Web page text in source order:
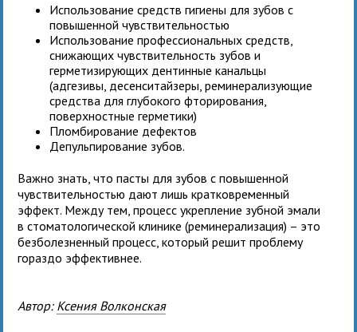
Использование средств гигиены для зубов с
повышенной чувствительностью
Использование профессиональных средств,
снижающих чувствительность зубов и
герметизирующих дентинные канальцы
(адгезивы, десенситайзеры, реминерализующие
средства для глубокого фторирования,
поверхностные герметики)
Пломбирование дефектов
Депульпирование зубов.
Важно знать, что пасты для зубов с повышенной
чувствительностью дают лишь кратковременный
эффект. Между тем, процесс укрепление зубной эмали
в стоматологической клинике (реминерализация) – это
безболезненный процесс, который решит проблему
гораздо эффективнее.
Автор: Ксения Волконская